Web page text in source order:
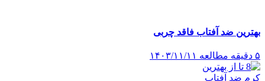
بهترین ضد آفتاب فاقد چربی
۵ دقیقه مطالعه ۱۴۰۳/۱۱/۱۱